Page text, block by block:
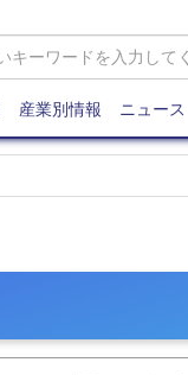
産業別情報 ニュー